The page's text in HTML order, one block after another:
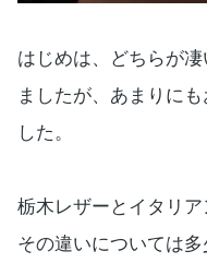
はじめは、どちらが
ましたが、あまりに
した。
栃木レザーとイタリ
その違いについては